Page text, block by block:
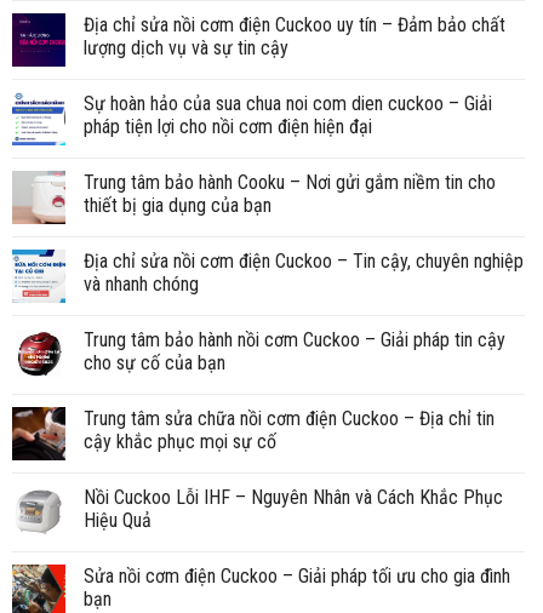
Địa chỉ sửa nồi cơm điện Cuckoo uy tín – Đảm bảo chất
lượng dịch vụ và sự tin cậy
Sự hoàn hảo của sua chua noi com dien cuckoo – Giải
pháp tiện lợi cho nồi cơm điện hiện đại
Trung tâm bảo hành Cooku – Nơi gửi gắm niềm tin cho
thiết bị gia dụng của bạn
Địa chỉ sửa nồi cơm điện Cuckoo – Tin cậy, chuyên nghiệp
và nhanh chóng
Trung tâm bảo hành nồi cơm Cuckoo – Giải pháp tin cậy
cho sự cố của bạn
Trung tâm sửa chữa nồi cơm điện Cuckoo – Địa chỉ tin
cậy khắc phục mọi sự cố
Nồi Cuckoo Lỗi IHF – Nguyên Nhân và Cách Khắc Phục
Hiệu Quả
Sửa nồi cơm điện Cuckoo – Giải pháp tối ưu cho gia đình
bạn